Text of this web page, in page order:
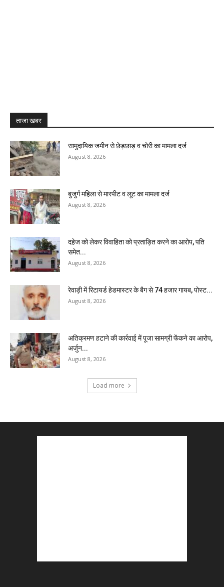
ताजा खबर
सामुदायिक जमीन से छेड़छाड़ व चोरी का मामला दर्ज
August 8, 2026
बुजुर्ग महिला से मारपीट व लूट का मामला दर्ज
August 8, 2026
दहेज को लेकर विवाहिता को प्रताड़ित करने का आरोप, पति
समेत...
August 8, 2026
रेवाड़ी में रिटायर्ड हेडमास्टर के बैग से ₹74 हजार गायब, पोस्ट...
August 8, 2026
अतिक्रमण हटाने की कार्रवाई में पूजा सामग्री फेंकने का आरोप,
अर्जुन...
August 8, 2026
Load more